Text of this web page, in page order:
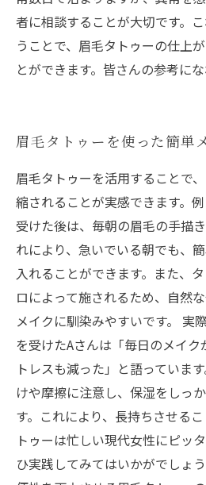
者に相談することが大切です。
うことで、眉毛タトゥーの仕上
とができます。皆さんの参考にな
眉毛タトゥーを使った簡単
眉毛タトゥーを活用することで
縮されることが実感できます。
受けた後は、毎朝の眉毛の手描
れにより、急いでいる朝でも、
入れることができます。また、
ロによって施されるため、自然
メイクに馴染みやすいです。 実
を受けたAさんは「毎日のメイ
トレスも減った」と語っていま
けや摩擦に注意し、保湿をしっ
す。これにより、長持ちさせる
トゥーは忙しい現代女性にピッ
ひ実践してみてはいかがでしょ